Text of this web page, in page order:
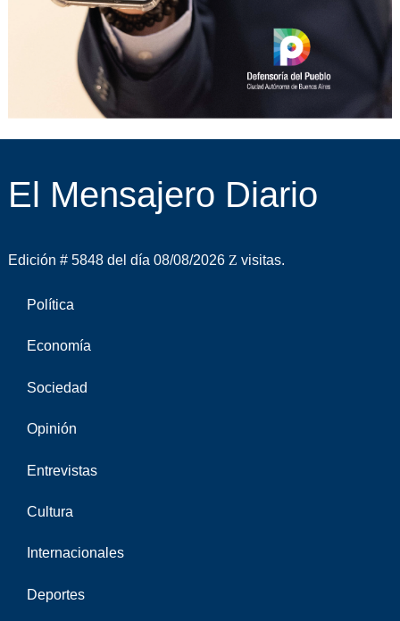
El Mensajero Diario
Edición # 5848 del día 08/08/2026 visitas.
Política
Economía
Sociedad
Opinión
Entrevistas
Cultura
Internacionales
Deportes